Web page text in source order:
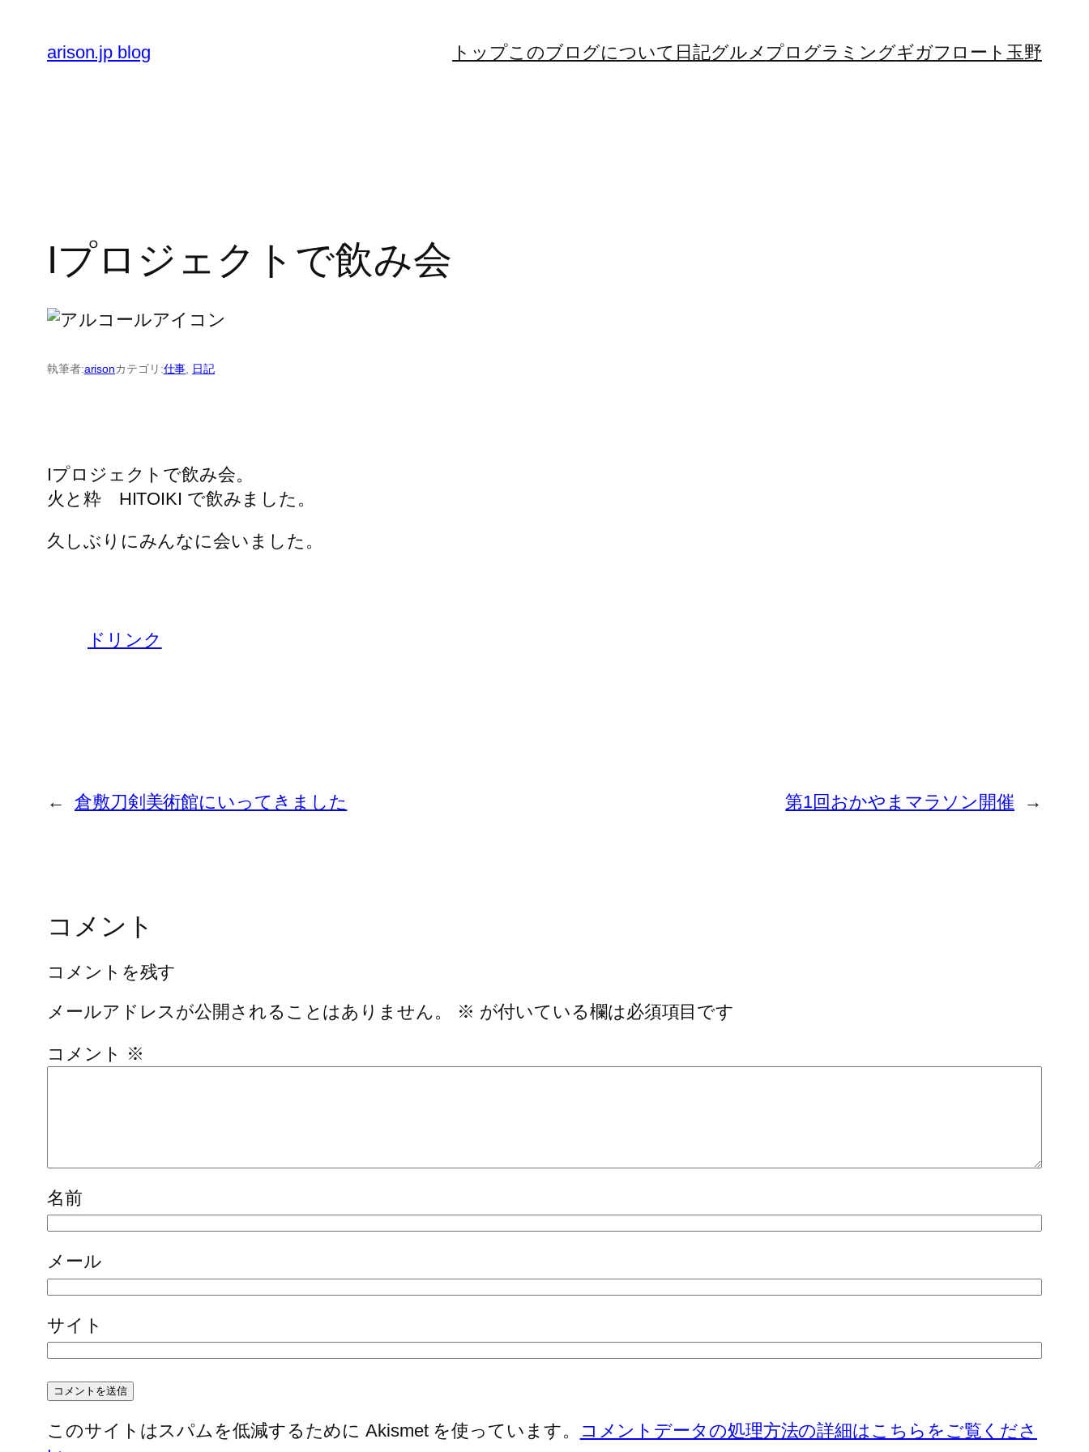
arison.jp blog トップこのブログについて 日記グルメ プログラミングギガフロート玉野
Iプロジェクトで飲み会
執筆者:arisonカテゴリ:仕事, 日記
Iプロジェクトで飲み会。
火と粋 HITOIKI で飲みました。
久しぶりにみんなに会いました。
ドリンク
← 倉敷刀剣美術館にいってきました 第1回おかやまマラソン開催 →
コメント
コメントを残す
メールアドレスが公開されることはありません。
※ が付いている欄は必須項目です
コメント ※
名前
メール
サイト
このサイトはスパムを低減するために Akismet を使っています。
コメントデータの処理方法の詳細はこちらをご覧くださ